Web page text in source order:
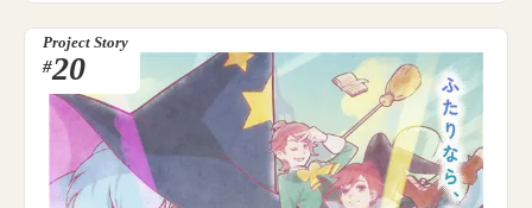
Project Story
#20